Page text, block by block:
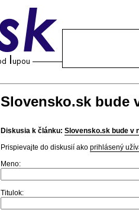
Slovensko.sk bude
Diskusia k článku: Slovensko.sk bude v
Prispievajte do diskusií ako prihlásený
Meno:
Titulok: